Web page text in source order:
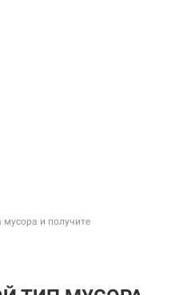
мусора и получите